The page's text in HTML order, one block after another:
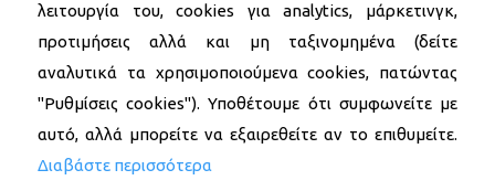
λειτουργία του, cookies για analytics, μάρκετινγκ,
προτιμήσεις αλλά και μη ταξινομημένα (δείτε
αναλυτικά τα χρησιμοποιούμενα cookies, πατώντας
"Ρυθμίσεις cookies"). Υποθέτουμε ότι συμφωνείτε με
αυτό, αλλά μπορείτε να εξαιρεθείτε αν το επιθυμείτε.
Διαβάστε περισσότερα